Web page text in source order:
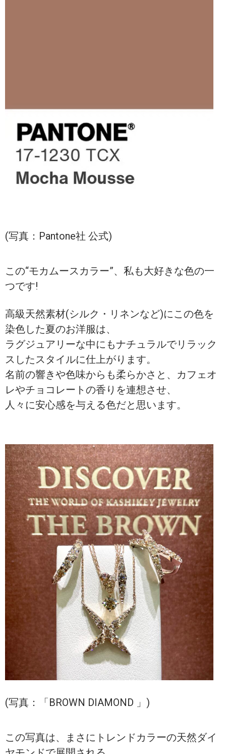
(写真：Pantone社 公式)
この“モカムースカラー”、私も大好きな色の一
つです!
高級天然素材(シルク・リネンなど)にこの色を
染色した夏のお洋服は、
ラグジュアリーな中にもナチュラルでリラック
スしたスタイルに仕上がります。
名前の響きや色味からも柔らかさと、カフェオ
レやチョコレートの香りを連想させ、
人々に安心感を与える色だと思います。
(写真：「BROWN DIAMOND 」)
この写真は、まさにトレンドカラーの天然ダイ